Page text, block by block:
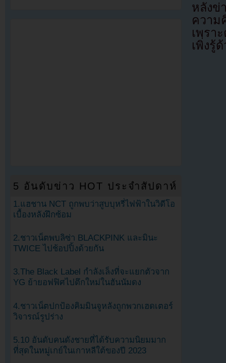
หลังข่
ความ
เพรา
เพิ่งรู้
5 อันดับข่าว HOT ประจำสัปดาห์
1.แฮชาน NCT ถูกพบว่าสูบบุหรี่ไฟฟ้าในวิดีโอ
เบื้องหลังฝึกซ้อม
2.ชาวเน็ตพบลิซ่า BLACKPINK และมินะ
TWICE ไปช้อปปิ้งด้วยกัน
3.The Black Label กำลังเล็งที่จะแยกตัวจาก
YG ย้ายอฟฟิศไปตึกใหม่ในฮันนัมดง
4.ชาวเน็ตปกป้องคิมมินจูหลังถูกพวกเฮดเตอร์
วิจารณ์รูปร่าง
5.10 อันดับคนดังชายที่ได้รับความนิยมมาก
ที่สุดในหมู่เกย์ในเกาหลีใต้ของปี 2023